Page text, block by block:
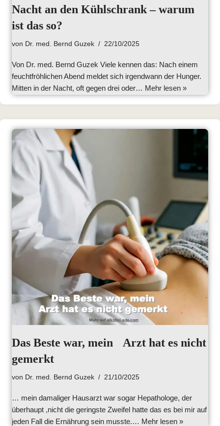
Nacht an den Kühlschrank – warum
ist das so?
von Dr. med. Bernd Guzek 22/10/2025
Von Dr. med. Bernd Guzek Viele kennen das: Nach einem
feuchtfröhlichen Abend meldet sich irgendwann der Hunger.
Mitten in der Nacht, oft gegen drei oder… Mehr lesen »
Das Beste war, mein Arzt hat es nicht
gemerkt
von Dr. med. Bernd Guzek 21/10/2025
… mein damaliger Hausarzt war sogar Hepathologe, der
überhaupt ,nicht die geringste Zweifel hatte das es bei mir auf
jeden Fall die Ernährung sein musste.… Mehr lesen »